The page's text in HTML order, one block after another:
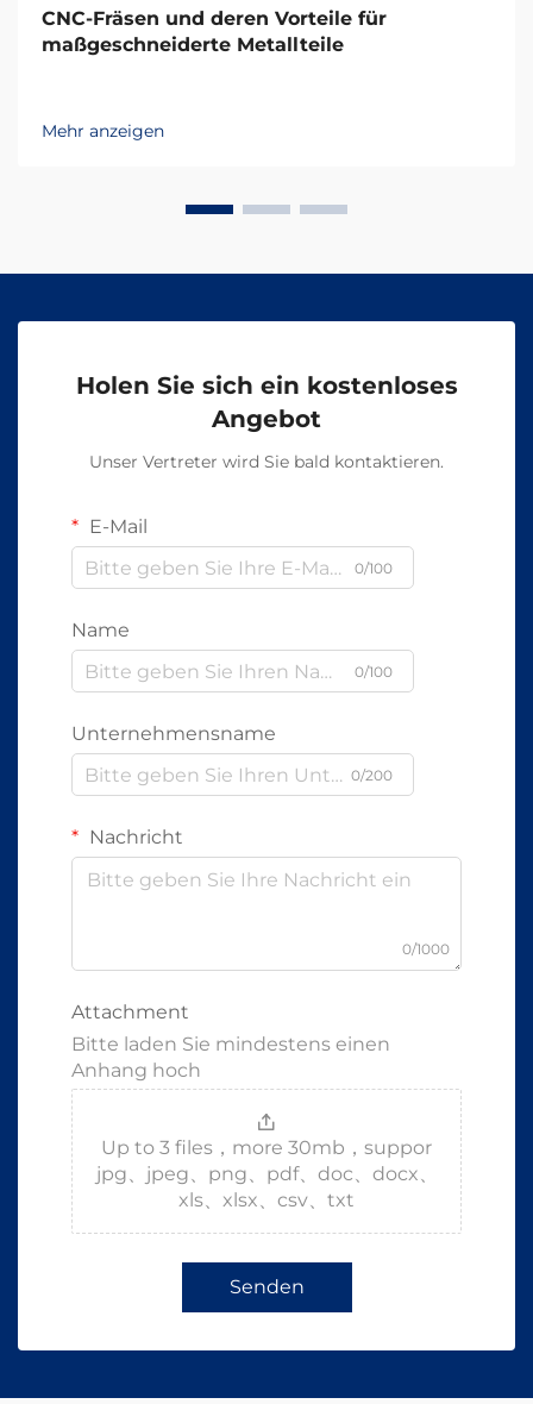
CNC-Fräsen und deren Vorteile für
maßgeschneiderte Metallteile
Mehr anzeigen
Holen Sie sich ein kostenloses
Angebot
Unser Vertreter wird Sie bald kontaktieren.
E-Mail
0/100
Name
0/100
Unternehmensname
0/200
Nachricht
0/1000
Attachment
Bitte laden Sie mindestens einen
Anhang hoch
Up to 3 files，more 30mb，suppor
jpg、jpeg、png、pdf、doc、docx、
xls、xlsx、csv、txt
Senden